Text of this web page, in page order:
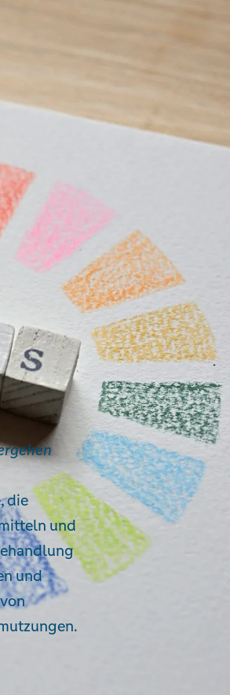
zeigt,
welche
wirken.
die
und
und